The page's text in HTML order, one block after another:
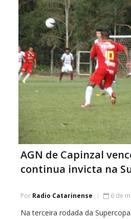
AGN de Capinzal
continua invicta na
Por Radio Catarinense 6 de
Na terceira rodada da